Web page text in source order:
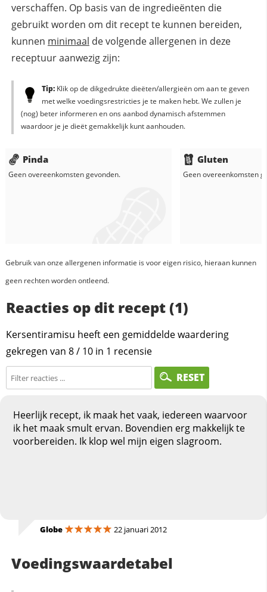
verschaffen. Op basis van de ingredieënten die
gebruikt worden om dit recept te kunnen bereiden,
kunnen minimaal de volgende allergenen in deze
receptuur aanwezig zijn:
Tip:Klik op de dikgedrukte dieëten/allergieën om aan te geven
met welke voedingsrestricties je te maken hebt. We zullen je
(nog) beter informeren en ons aanbod dynamisch afstemmen
waardoor je je dieët gemakkelijk kunt aanhouden.
Pinda
Geen overeenkomsten gevonden.
Gluten
Geen overeenkomsten
Gebruik van onze allergenen informatie is voor eigen risico, hieraan kunnen
geen rechten worden ontleend.
Reacties op dit recept (1)
Kersentiramisu heeft een gemiddelde waardering
gekregen van 8/ 10 in 1 recensie
RESET
Heerlijk recept, ik maak het vaak, iedereen waarvoor
ik het maak smult ervan. Bovendien erg makkelijk te
voorbereiden. Ik klop wel mijn eigen slagroom.
Globe 22 januari 2012
Voedingswaardetabel